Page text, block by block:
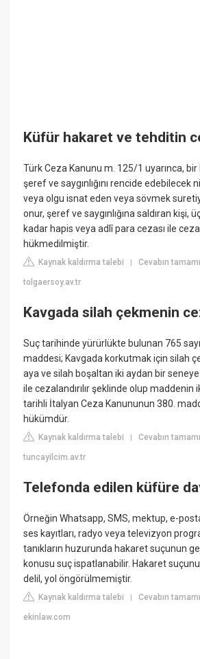
Küfür hakaret ve tehditin
Türk Ceza Kanunu m. 125/1 uyarınca,
şeref ve saygınlığını rencide edebilecek
veya olgu isnat eden veya sövmek
onur, şeref ve saygınlığına saldıran kişi,
kadar hapis veya adlî para cezası ile
hükmedilmiştir.
Kaynak kaldırma talebi |Cevabın
tolgaersoy.av.tr
Kavgada silah çekmenin
Suç tarihinde yürürlükte bulunan 765
maddesi; Kavgada korkutmak için silah
aya ve silah boşaltan iki aydan bir
ile cezalandırılır şeklinde olup maddenin
tarihli İtalyan Ceza Kanununun 380.
hükümdür.
Kaynak kaldırma talebi |Cevabın
tuncayilcim.av.tr
Telefonda edilen küfüre
Örneğin Whatsapp, SMS, mektup, e-
ses kayıtları, radyo veya televizyon
tanıkların huzurunda hakaret suçunun
konusu suç ispatlanabilir. Hakaret
delil, yol öngörülmemiştir.
Kaynak kaldırma talebi |Cevabın
ekinlaw.com